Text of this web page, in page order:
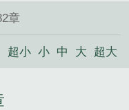
章
超小 小 中 大 超大